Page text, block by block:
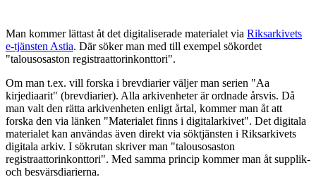
Man kommer lättast åt det digitaliserade materialet via Riksarkivets
e-tjänsten Astia. Där söker man med till exempel sökordet
"talousosaston registraattorinkonttori".
Om man t.ex. vill forska i brevdiarier väljer man serien "Aa
kirjediaarit" (brevdiarier). Alla arkivenheter är ordnade årsvis. Då
man valt den rätta arkivenheten enligt årtal, kommer man åt att
forska den via länken "Materialet finns i digitalarkivet". Det digitala
materialet kan användas även direkt via söktjänsten i Riksarkivets
digitala arkiv. I sökrutan skriver man "talousosaston
registraattorinkonttori". Med samma princip kommer man åt supplik-
och besvärsdiarierna.